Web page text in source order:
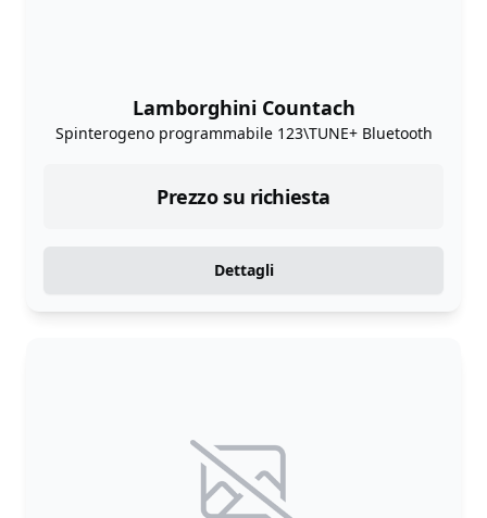
Lamborghini Countach
Spinterogeno programmabile 123\TUNE+ Bluetooth
Prezzo su richiesta
Dettagli